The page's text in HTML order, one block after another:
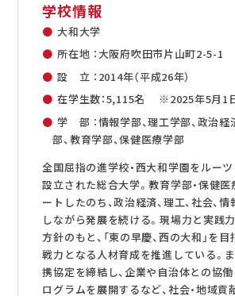
学校情報
大和大学
所在地 ：大阪府吹田市片山町2-5-1
設 立 ：2014年（平成26年）
在学生数：5,115名 ※2025年5月1
学 部 ：情報学部、理工学部、政治経
部、教育学部、保健医療学部
全国屈指の進学校・西大和学園をルー
設立された総合大学。教育学部・保健
ートしたのち、政治経済、理工、社会、
しながら発展を続ける。現場力と実践
方針のもと、「東の早慶、西の大和」を
戦力となる人材育成を推進している。
携協定を締結し、企業や自治体との協
ログラムを展開するなど、社会・地域貢